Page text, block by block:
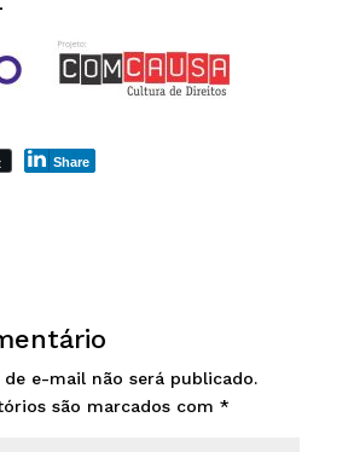
Share
de e-mail não será publicado.
são marcados com *